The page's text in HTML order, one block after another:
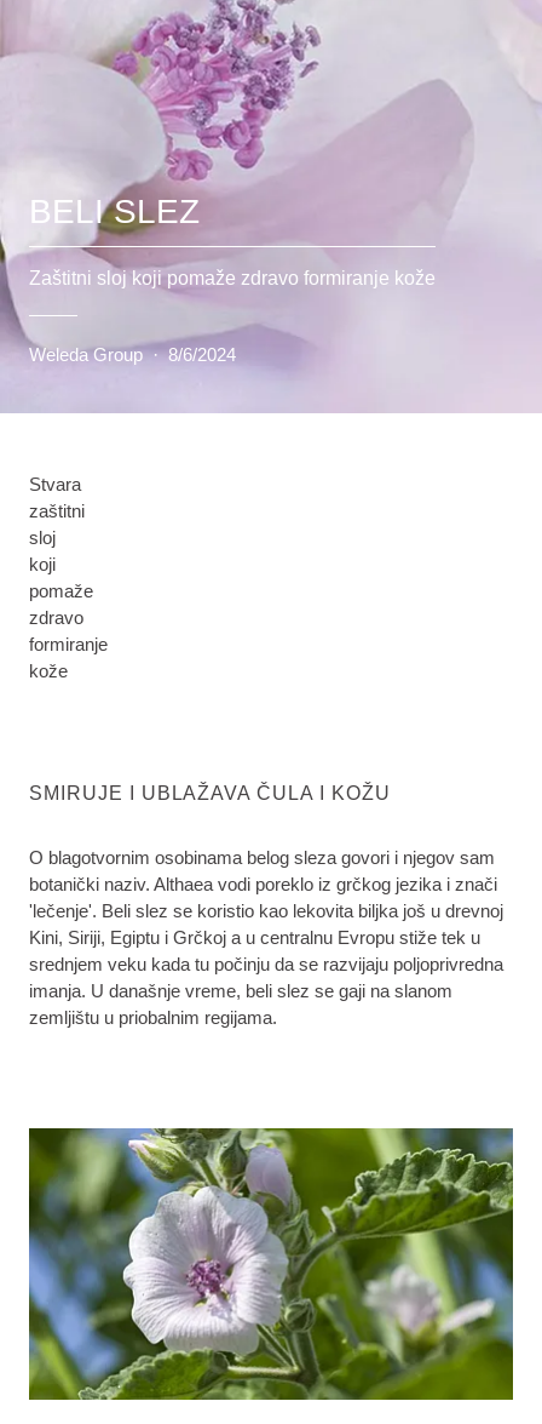
BELI SLEZ
Zaštitni sloj koji pomaže zdravo formiranje kože
Weleda Group · 8/6/2024
Stvara
zaštitni
sloj
koji
pomaže
zdravo
formiranje
kože
SMIRUJE I UBLAŽAVA ČULA I KOŽU
O blagotvornim osobinama belog sleza govori i njegov sam
botanički naziv. Althaea vodi poreklo iz grčkog jezika i znači
'lečenje'. Beli slez se koristio kao lekovita biljka još u drevnoj
Kini, Siriji, Egiptu i Grčkoj a u centralnu Evropu stiže tek u
srednjem veku kada tu počinju da se razvijaju poljoprivredna
imanja. U današnje vreme, beli slez se gaji na slanom
zemljištu u priobalnim regijama.